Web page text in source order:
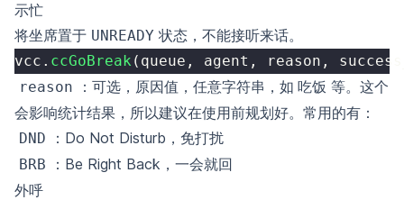
示忙
将坐席置于 UNREADY 状态，不能接听来话。
vcc . ccGoBreak ( queue , agent , reason ,
reason
：可选，原因值，任意字符串，如 吃饭 等。这个
会影响统计结果，所以建议在使用前规划好。常用的有：
DND ：Do Not Disturb，免打扰
BRB
：Be Right Back，一会就回
外呼